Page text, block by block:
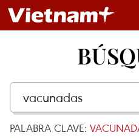
PALABRA CLAVE: